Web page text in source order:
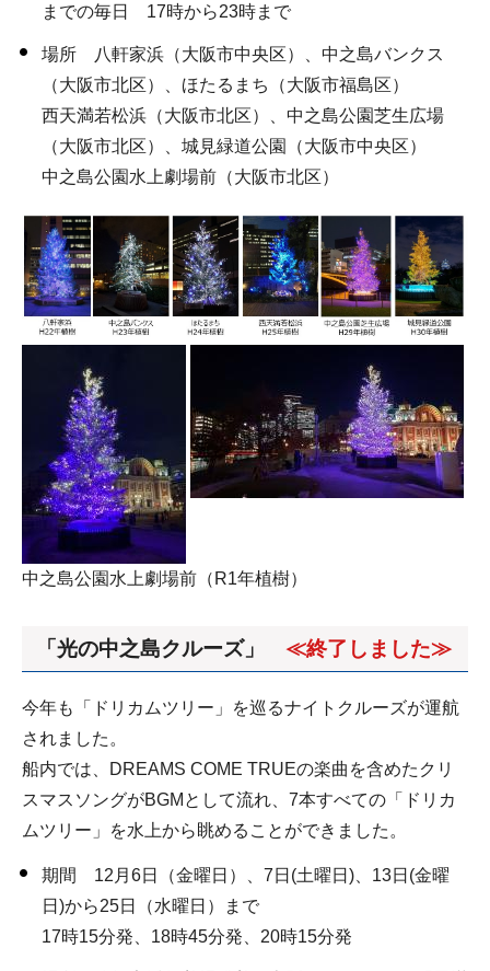
までの毎日 17時から23時まで
場所 八軒家浜（大阪市中央区）、中之島バンクス
（大阪市北区）、ほたるまち（大阪市福島区）
西天満若松浜（大阪市北区）、中之島公園芝生広場
（大阪市北区）、城見緑道公園（大阪市中央区）
中之島公園水上劇場前（大阪市北区）
中之島公園水上劇場前（R1年植樹）
「光の中之島クルーズ」 ≪終了しました≫
今年も「ドリカムツリー」を巡るナイトクルーズが運航
されました。
船内では、DREAMS COME TRUEの楽曲を含めたクリ
スマスソングがBGMとして流れ、7本すべての「ドリカ
ムツリー」を水上から眺めることができました。
期間 12月6日（金曜日）、7日(土曜日)、13日(金曜
日)から25日（水曜日）まで
17時15分発、18時45分発、20時15分発